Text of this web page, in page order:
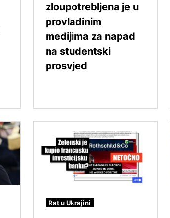
zloupotrebljena je u
provladinim
medijima za napad
na studentski
prosvjed
Rat u Ukrajini